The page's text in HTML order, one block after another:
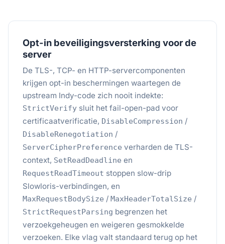
Opt-in beveiligingsversterking voor de
server
De TLS-, TCP- en HTTP-servercomponenten
krijgen opt-in beschermingen waartegen de
upstream Indy-code zich nooit indekte:
StrictVerify sluit het fail-open-pad voor
certificaatverificatie, DisableCompression /
DisableRenegotiation /
ServerCipherPreference verharden de TLS-
context, SetReadDeadline en
RequestReadTimeout stoppen slow-drip
Slowloris-verbindingen, en
MaxRequestBodySize / MaxHeaderTotalSize /
StrictRequestParsing begrenzen het
verzoekgeheugen en weigeren gesmokkelde
verzoeken. Elke vlag valt standaard terug op het